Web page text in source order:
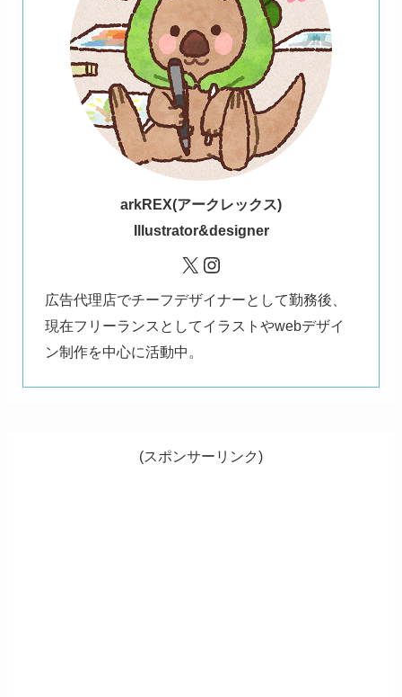
arkREX(アークレックス)
Illustrator&designer
X Instagram
広告代理店でチーフデザイナーとして勤務後、
現在フリーランスとしてイラストやwebデザイ
ン制作を中心に活動中。
(スポンサーリンク)